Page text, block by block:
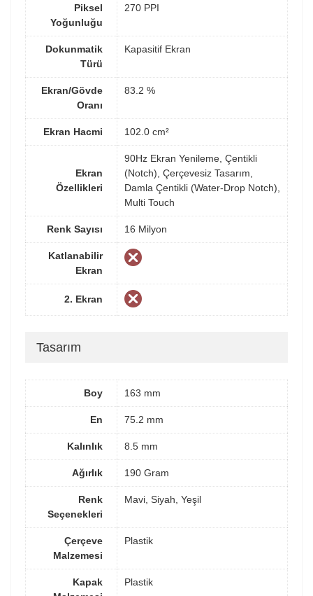
Piksel
Yoğunluğu
270 PPI
Dokunmatik
Türü
Kapasitif Ekran
Ekran/Gövde
Oranı
83.2 %
Ekran Hacmi 102.0 cm²
Ekran
Özellikleri
90Hz Ekran Yenileme, Çentikli
(Notch), Çerçevesiz Tasarım,
Damla Çentikli (Water-Drop Notch),
Multi Touch
Renk Sayısı 16 Milyon
Katlanabilir
Ekran
2. Ekran
Tasarım
Boy 163 mm
En 75.2 mm
Kalınlık 8.5 mm
Ağırlık 190 Gram
Renk
Seçenekleri
Mavi, Siyah, Yeşil
Çerçeve
Malzemesi
Plastik
Kapak
Plastik